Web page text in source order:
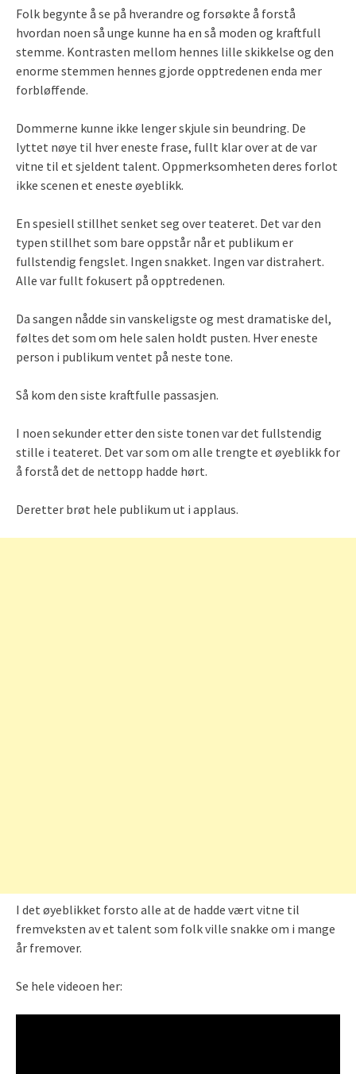
Folk begynte å se på hverandre og forsøkte å forstå
hvordan noen så unge kunne ha en så moden og kraftfull
stemme. Kontrasten mellom hennes lille skikkelse og den
enorme stemmen hennes gjorde opptredenen enda mer
forbløffende.
Dommerne kunne ikke lenger skjule sin beundring. De
lyttet nøye til hver eneste frase, fullt klar over at de var
vitne til et sjeldent talent. Oppmerksomheten deres forlot
ikke scenen et eneste øyeblikk.
En spesiell stillhet senket seg over teateret. Det var den
typen stillhet som bare oppstår når et publikum er
fullstendig fengslet. Ingen snakket. Ingen var distrahert.
Alle var fullt fokusert på opptredenen.
Da sangen nådde sin vanskeligste og mest dramatiske del,
føltes det som om hele salen holdt pusten. Hver eneste
person i publikum ventet på neste tone.
Så kom den siste kraftfulle passasjen.
I noen sekunder etter den siste tonen var det fullstendig
stille i teateret. Det var som om alle trengte et øyeblikk for
å forstå det de nettopp hadde hørt.
Deretter brøt hele publikum ut i applaus.
I det øyeblikket forsto alle at de hadde vært vitne til
fremveksten av et talent som folk ville snakke om i mange
år fremover.
Se hele videoen her: